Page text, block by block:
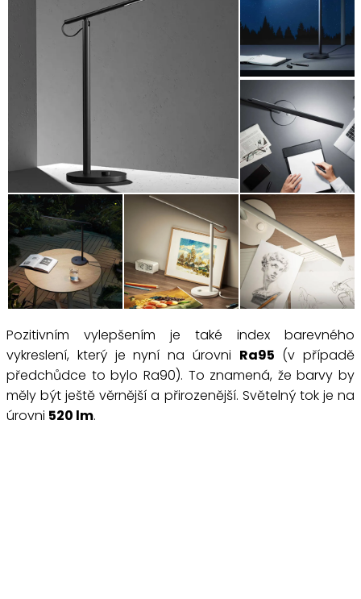
Pozitivním vylepšením je také index barevného
vykreslení, který je nyní na úrovni Ra95 (v případě
předchůdce to bylo Ra90). To znamená, že barvy by
měly být ještě věrnější a přirozenější. Světelný tok je na
úrovni 520 lm.